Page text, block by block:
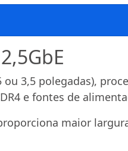
ou 3,5 polegadas),
e fontes de
maior